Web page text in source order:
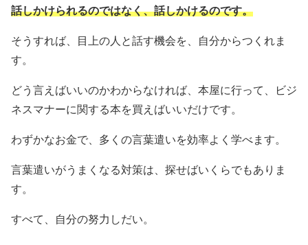
話しかけられるのではなく、話しかけるのです。
そうすれば、目上の人と話す機会を、自分からつくれま
す。
どう言えばいいのかわからなければ、本屋に行って、ビジ
ネスマナーに関する本を買えばいいだけです。
わずかなお金で、多くの言葉遣いを効率よく学べます。
言葉遣いがうまくなる対策は、探せばいくらでもありま
す。
すべて、自分の努力しだい。